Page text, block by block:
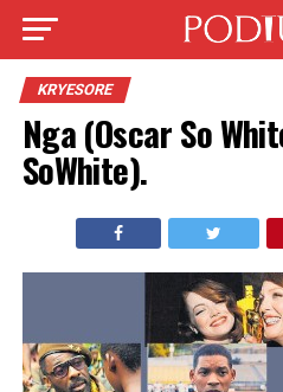
KRYESORE
Nga (Oscar So
SoWhite).